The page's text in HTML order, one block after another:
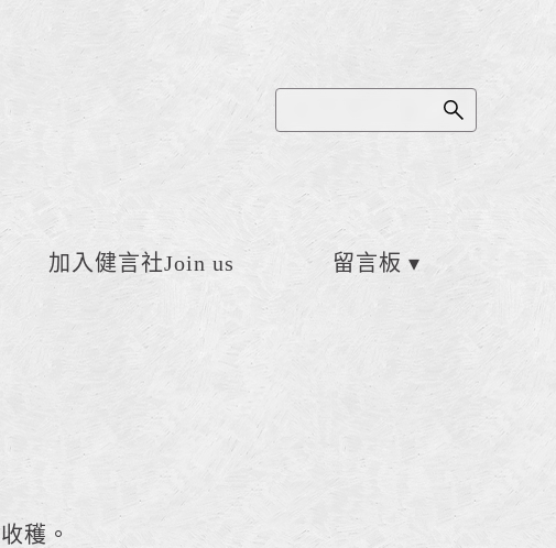
加入健言社Join us 留言板
穫。